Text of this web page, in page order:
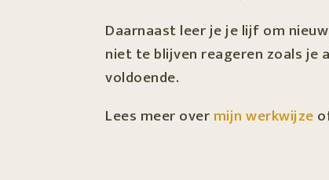
Daarnaast leer je je lijf om
niet te blijven reageren zoals je
voldoende.
Lees meer overmijn werkwijze